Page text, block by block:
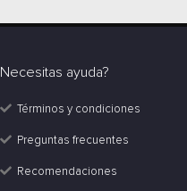
Necesitas ayuda?
Términos y condiciones
Preguntas frecuentes
Recomendaciones